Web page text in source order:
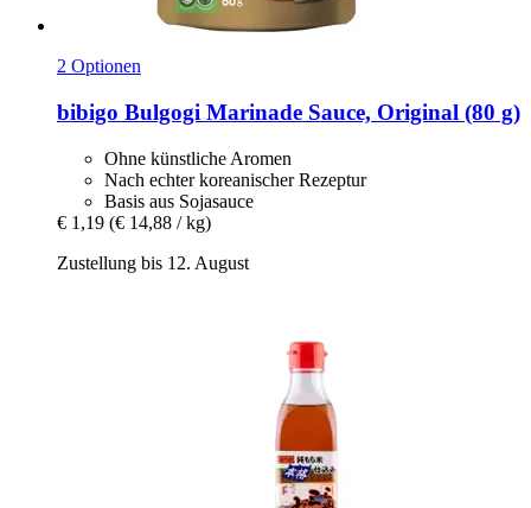
2 Optionen
bibigo Bulgogi Marinade Sauce, Original (80 g)
Ohne künstliche Aromen
Nach echter koreanischer Rezeptur
Basis aus Sojasauce
€ 1,19 (€ 14,88 / kg)
Zustellung bis 12. August